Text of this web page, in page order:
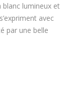
blanc lumineux et
avec
par une belle